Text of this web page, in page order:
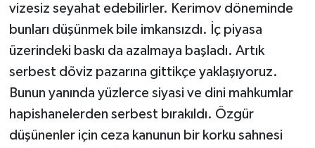
vizesiz seyahat edebilirler. Kerimov döneminde
bunları düşünmek bile imkansızdı. İç piyasa
üzerindeki baskı da azalmaya başladı. Artık
serbest döviz pazarına gittikçe yaklaşıyoruz.
Bunun yanında yüzlerce siyasi ve dini mahkumlar
hapishanelerden serbest bırakıldı. Özgür
düşünenler için ceza kanunun bir korku sahnesi